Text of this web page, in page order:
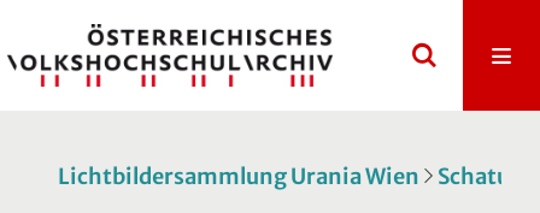
Lichtbildersammlung Urania Wien Schatulle